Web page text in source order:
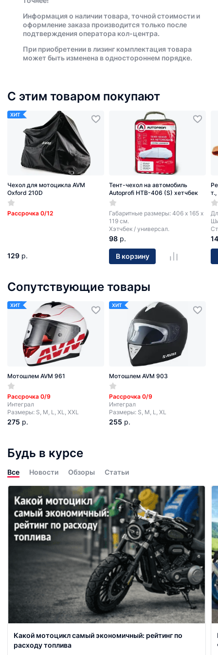
Информация о наличии товара, точной стоимости и
оформление заказа производится только после
подтверждения оператора кол-центра.
При приобретении в лизинг комплектация товара
может быть изменена в одностороннем порядке.
С этим товаром покупают
ХИТ
Чехол для мотоцикла AVM
Oxford 210D
Рассрочка 0/12
129 р.
Тент-чехол на автомобиль
Autoprofi HTB-406 (S) хетчбек
Габаритные размеры: 406 х 165 х
119 см.
Хэтчбек / универсал.
98 р.
В корзину
14
Сопутствующие товары
ХИТ
Мотошлем AVM 961
Рассрочка 0/9
Интеграл
Размеры: S, M, L, XL, XXL
275 р.
ХИТ
Мотошлем AVM 903
Рассрочка 0/9
Интеграл
Размеры: S, M, L, XL
255 р.
Будь в курсе
Все Новости Обзоры Статьи
Какой мотоцикл самый экономичный: рейтинг по
расходу топлива